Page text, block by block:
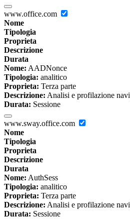
www.office.com
Nome
Tipologia
Proprieta
Descrizione
Durata
Nome: AADNonce
Tipologia: analitico
Proprieta: Terza parte
Descrizione: Analisi e profilazione
Durata: Sessione
www.sway.office.com
Nome
Tipologia
Proprieta
Descrizione
Durata
Nome: AuthSess
Tipologia: analitico
Proprieta: Terza parte
Descrizione: Analisi e profilazione
Durata: Sessione